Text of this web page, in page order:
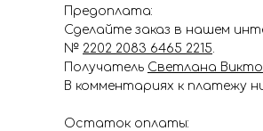
Предоплата:
Сделайте заказ в нашем
№ 2202 2083 6465 2215.
Получатель Светлана
В комментариях к платежу
Остаток оплаты: